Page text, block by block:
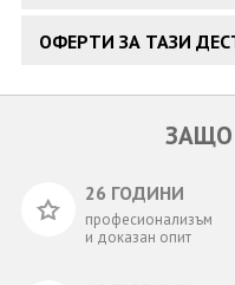
ОФЕРТИ ЗА ТАЗИ
ЗАЩО
26 ГОДИНИ
професионализъм
и доказан опит